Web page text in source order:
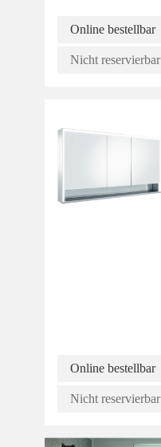
Online bestellbar
Nicht reservierbar
Online bestellbar
Nicht reservierbar